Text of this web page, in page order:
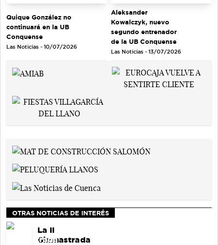
Quique González no
continuará en la UB
Conquense
Las Noticias - 10/07/2026
Aleksander
Kowalczyk, nuevo
segundo entrenador
de la UB Conquense
Las Noticias - 13/07/2026
OTRAS NOTICIAS DE INTERÉS
La II
Gimnastrada